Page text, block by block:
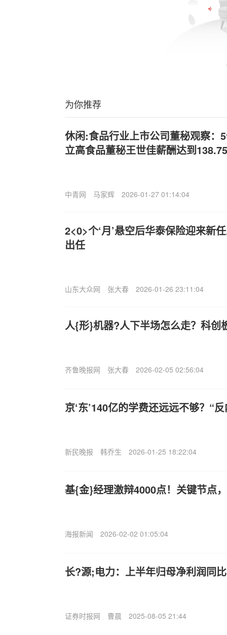
为你推荐
休闲:食品行业上市公司董秘观察：
立高食品董秘王世佳薪酬达到
中青网 马家辉 2026-01-27 01:14:04
2<0>个‘月’悬空后华泰保险迎来新
出任
山东大众网 张大春 2026-01-26 23:11:04
人{形}机器?人下半场怎么走？科创
齐鲁晚报网 张大春 2026-02-05 02:56:04
京‘东’140亿的学费还远远不够？“
新民晚报 韩乔生 2026-01-25 18:22:04
基{金}经理激辩4000点！关键节点
海报新闻 2026-02-02 01:05:04
长?源;电力：上半年归母净利润同
证券时报网 曹晨 2025-08-05 21:44